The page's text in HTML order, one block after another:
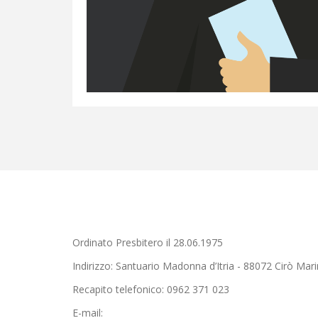
Ordinato Presbitero il 28.06.1975
Indirizzo: Santuario Madonna d’Itria - 88072 Cirò
Recapito telefonico: 0962 371 023
E-mail: